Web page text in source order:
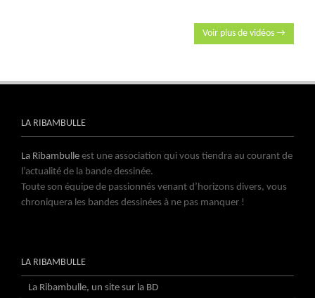
Voir plus de vidéos →
LA RIBAMBULLE
La Ribambulle est une association qui vous tiendra au courant de
l’actualité de la bande dessinée.
Toute son équipe de passionnés venant d’horizons divers, vous
chroniquera les bandes dessinées à ne pas manquer !
LA RIBAMBULLE
La Ribambulle, un site sur la BD